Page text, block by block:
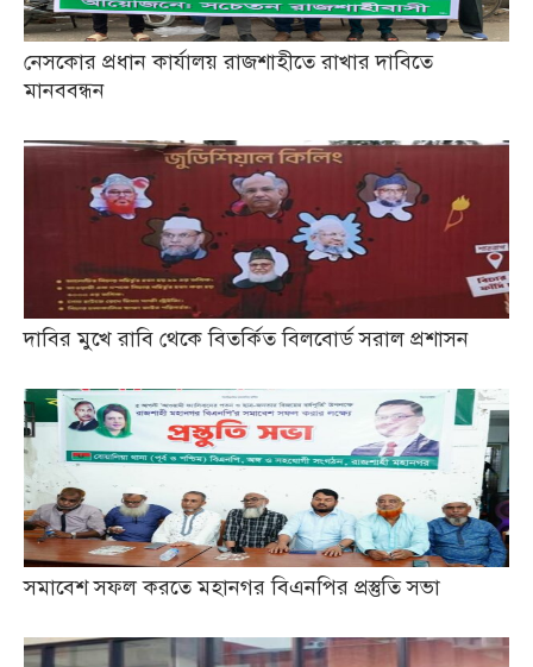
নেসকোর প্রধান কার্যালয় রাজশাহীতে রাখার দাবিতে
মানববন্ধন
দাবির মুখে রাবি থেকে বিতর্কিত বিলবোর্ড সরাল প্রশাসন
সমাবেশ সফল করতে মহানগর বিএনপির প্রস্তুতি সভা